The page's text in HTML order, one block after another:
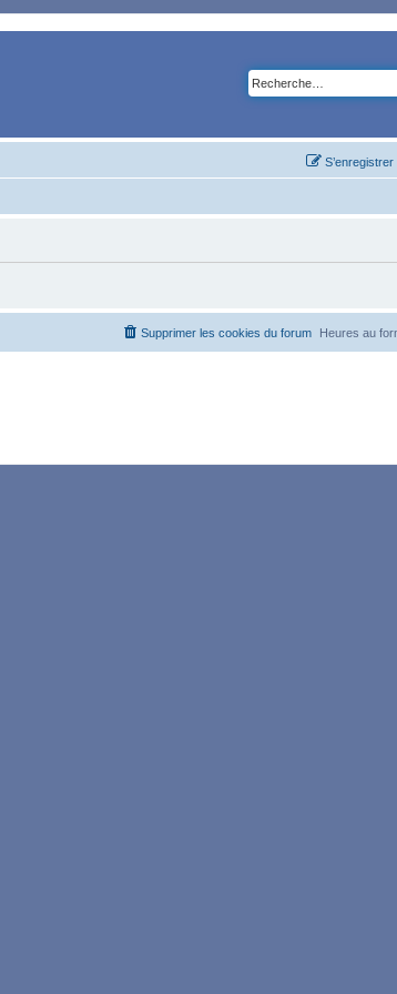
S’enregistrer
Heures au
Supprimer les cookies du forum